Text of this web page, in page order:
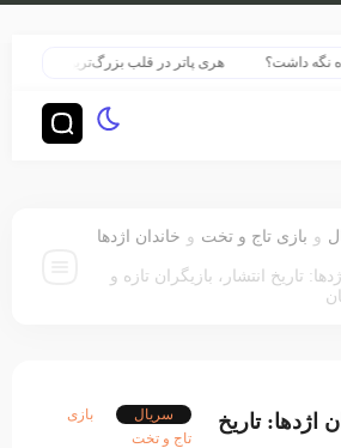
هری پاتر در قلب بزرگ‌ترین پرونده هوش
و بازی تاج و تخت و خاندان اژدها
تاریخ انتشار، بازیگران تازه و
تاریخ
سریال
بازی
تاج و تخت